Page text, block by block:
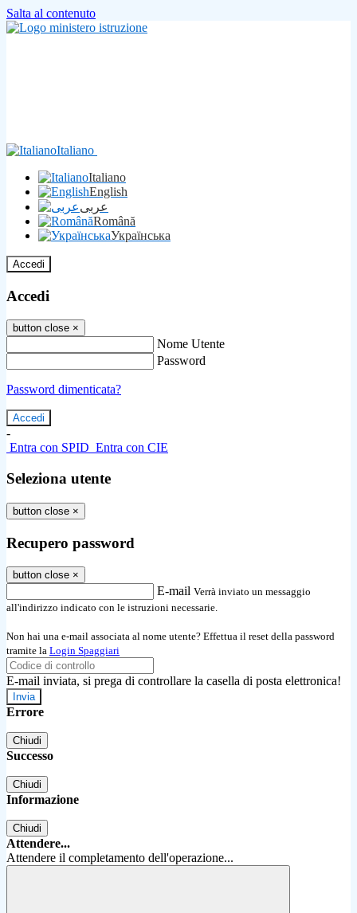
Salta al contenuto
Italiano
Italiano
English
عربى
Română
Українська
Accedi
Accedi
button close ×
Nome Utente
Password
Password dimenticata?
-
Entra con SPID Entra con CIE
Seleziona utente
button close ×
Recupero password
button close ×
E-mail Verrà inviato un messaggio
all'indirizzo indicato con le istruzioni necessarie.
Non hai una e-mail associata al nome utente? Effettua il reset della password
tramite la Login Spaggiari
E-mail inviata, si prega di controllare la casella di posta elettronica!
Errore
Chiudi
Successo
Chiudi
Informazione
Chiudi
Attendere...
Attendere il completamento dell'operazione...